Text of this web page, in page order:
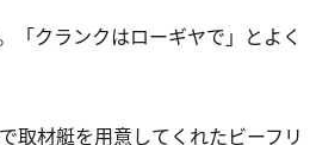
「クランクはローギヤで」とよく
取材艇を用意してくれたビーフリ